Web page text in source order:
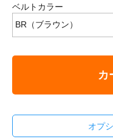
ベルトカラー
カ
オプ